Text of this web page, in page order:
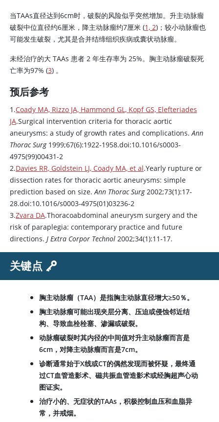
当TAAs直径达到6cm时，破裂的风险似乎突然增加。升主动脉瘤
破裂中位直径约6厘米，降主动脉瘤约7厘米 (1, 2)；较小动脉瘤也
可能发生破裂，尤其是合并结缔组织疾病或囊状动脉瘤。
未经治疗的大 TAAs 患者 2 年生存率为 25%。胸主动脉瘤破裂死
亡率为97% (3) 。
预后参考
1.Coady MA, Rizzo JA, Hammond GL, Kopf GS, Elefteriades
JA.Surgical intervention criteria for thoracic aortic
aneurysms: a study of growth rates and complications.Ann
Thorac Surg1999;67(6):1922-1958.doi:10.1016/s0003-
4975(99)00431-2
2.Davies RR, Goldstein LJ, Coady MA, et al.Yearly rupture or
dissection rates for thoracic aortic aneurysms: simple
prediction based on size.Ann Thorac Surg2002;73(1):17-
28.doi:10.1016/s0003-4975(01)03236-2
3.Zvara DA.Thoracoabdominal aneurysm surgery and the
risk of paraplegia: contemporary practice and future
directions. J Extra Corpor Technol 2002;34(1):11-17.
关键点
胸主动脉瘤（TAA）是指胸主动脉直径增大≥50％。
胸主动脉瘤可能出现夹层分离、压迫或侵蚀邻近结
构、导致血栓栓塞、渗漏或破裂。
动脉瘤破裂时其内径的中间值对升主动脉瘤而言是
6cm，对降主动脉瘤而言是7cm。
诊断通常始于X线或CT的偶然发现而被怀疑，最终通
过CT血管造影术、磁共振血管造影术或经胸超声心动
图证实。
治疗小的、无症状的TAAs，积极控制血压和血脂异
常，并戒烟。